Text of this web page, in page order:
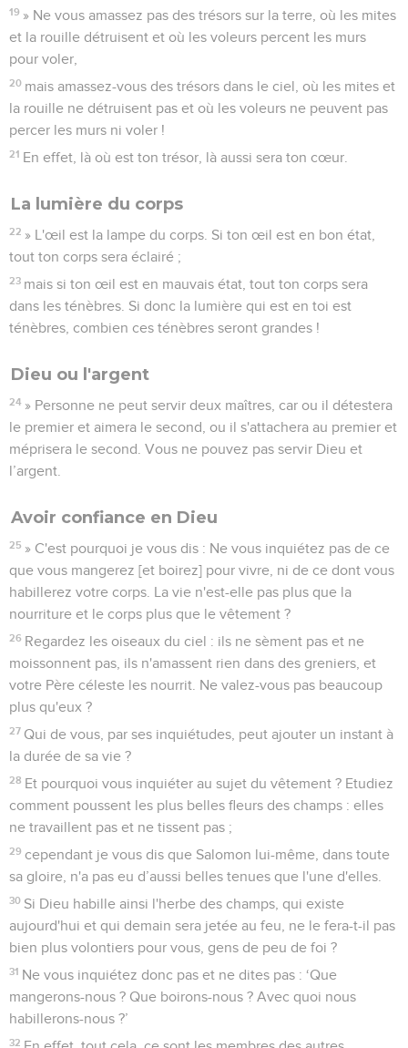
19 » Ne vous amassez pas des trésors sur la terre, où les mites
et la rouille détruisent et où les voleurs percent les murs
pour voler,
20 mais amassez-vous des trésors dans le ciel, où les mites et
la rouille ne détruisent pas et où les voleurs ne peuvent pas
percer les murs ni voler !
21 En effet, là où est ton trésor, là aussi sera ton cœur.
La lumière du corps
22 » L'œil est la lampe du corps. Si ton œil est en bon état,
tout ton corps sera éclairé ;
23 mais si ton œil est en mauvais état, tout ton corps sera
dans les ténèbres. Si donc la lumière qui est en toi est
ténèbres, combien ces ténèbres seront grandes !
Dieu ou l'argent
24 » Personne ne peut servir deux maîtres, car ou il détestera
le premier et aimera le second, ou il s'attachera au premier et
méprisera le second. Vous ne pouvez pas servir Dieu et
l’argent.
Avoir confiance en Dieu
25 » C'est pourquoi je vous dis : Ne vous inquiétez pas de ce
que vous mangerez [et boirez] pour vivre, ni de ce dont vous
habillerez votre corps. La vie n'est-elle pas plus que la
nourriture et le corps plus que le vêtement ?
26 Regardez les oiseaux du ciel : ils ne sèment pas et ne
moissonnent pas, ils n'amassent rien dans des greniers, et
votre Père céleste les nourrit. Ne valez-vous pas beaucoup
plus qu'eux ?
27 Qui de vous, par ses inquiétudes, peut ajouter un instant à
la durée de sa vie ?
28 Et pourquoi vous inquiéter au sujet du vêtement ? Etudiez
comment poussent les plus belles fleurs des champs : elles
ne travaillent pas et ne tissent pas ;
29 cependant je vous dis que Salomon lui-même, dans toute
sa gloire, n'a pas eu d’aussi belles tenues que l'une d'elles.
30 Si Dieu habille ainsi l'herbe des champs, qui existe
aujourd'hui et qui demain sera jetée au feu, ne le fera-t-il pas
bien plus volontiers pour vous, gens de peu de foi ?
31 Ne vous inquiétez donc pas et ne dites pas : ‘Que
mangerons-nous ? Que boirons-nous ? Avec quoi nous
habillerons-nous ?’
32